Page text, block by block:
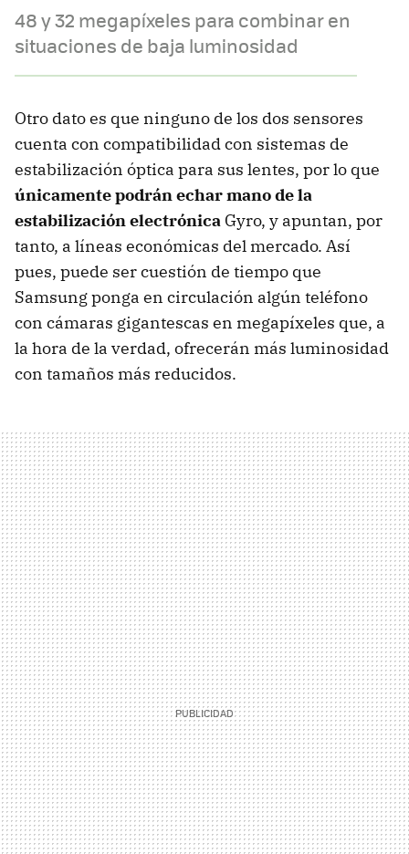
48 y 32 megapíxeles para combinar en
situaciones de baja luminosidad
Otro dato es que ninguno de los dos sensores
cuenta con compatibilidad con sistemas de
estabilización óptica para sus lentes, por lo que
únicamente podrán echar mano de la
estabilización electrónica Gyro, y apuntan, por
tanto, a líneas económicas del mercado. Así
pues, puede ser cuestión de tiempo que
Samsung ponga en circulación algún teléfono
con cámaras gigantescas en megapíxeles que, a
la hora de la verdad, ofrecerán más luminosidad
con tamaños más reducidos.